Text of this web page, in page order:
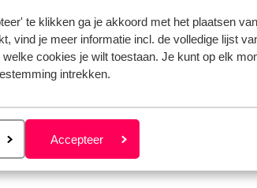
te klikken ga je akkoord met het plaatsen
vind je meer informatie incl. de volledige lijst
cookies je wilt toestaan. Je kunt op elk
intrekken.
Accepteer
kleine kerk die zijn
is een heerlijk zwembad met
vol bloemen en het